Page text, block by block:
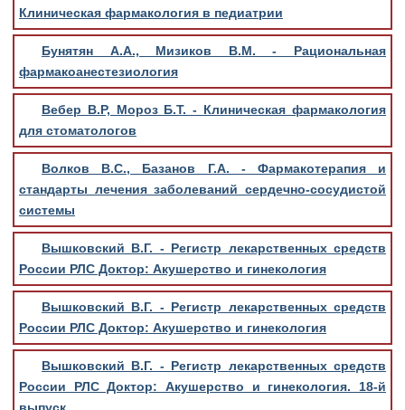
Клиническая фармакология в педиатрии
Бунятян А.А., Мизиков В.М. - Рациональная
фармакоанестезиология
Вебер В.Р, Мороз Б.Т. - Клиническая фармакология
для стоматологов
Волков B.C., Базанов Г.А. - Фармакотерапия и
стандарты лечения заболеваний сердечно-сосудистой
системы
Вышковский В.Г. - Регистр лекарственных средств
России РЛС Доктор: Акушерство и гинекология
Вышковский В.Г. - Регистр лекарственных средств
России РЛС Доктор: Акушерство и гинекология
Вышковский В.Г. - Регистр лекарственных средств
России РЛС Доктор: Акушерство и гинекология. 18-й